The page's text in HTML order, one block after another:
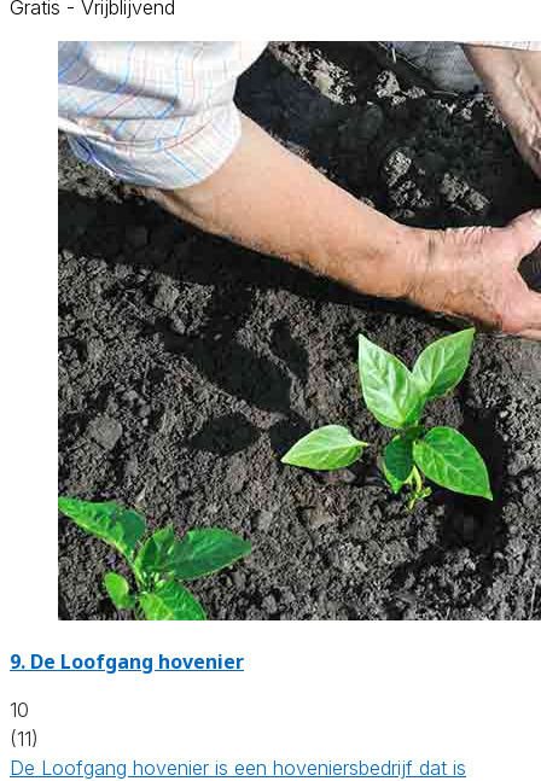
Gratis - Vrijblijvend
9. De Loofgang hovenier
10
(11)
De Loofgang hovenier is een hoveniersbedrijf dat is